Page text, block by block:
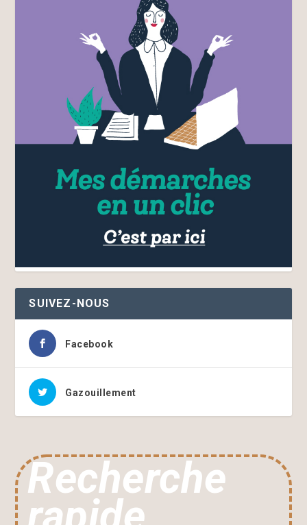
SUIVEZ-NOUS
Facebook
Gazouillement
Recherche